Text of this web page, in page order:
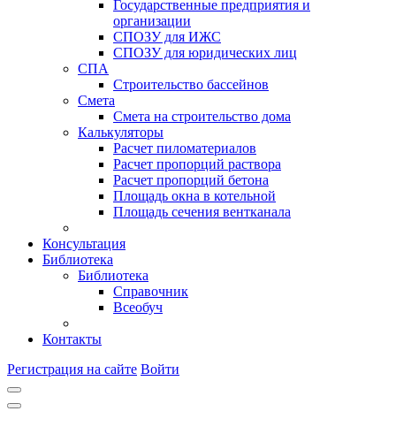
Государственные предприятия и
организации
СПОЗУ для ИЖС
СПОЗУ для юридических лиц
СПА
Строительство бассейнов
Смета
Смета на строительство дома
Калькуляторы
Расчет пиломатериалов
Расчет пропорций раствора
Расчет пропорций бетона
Площадь окна в котельной
Площадь сечения вентканала
Консультация
Библиотека
Библиотека
Справочник
Всеобуч
Контакты
Регистрация на сайте Войти